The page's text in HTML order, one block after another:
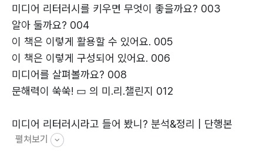
귀여운 캐릭터들과 함께 즐겁게 배울 수 있도록 구성했습
니다.
학교와 가정에서 바로 활용 가능한 활동들은
수동적인 시청자에서 머물지 않고, 당당하게 자신의 목소
리를 내는
능동적인 미디어 리더로 성장하도록 돕습니다.
세상을 올바르게 바라보고 소통하게 하는
가장 든든한 나침반이 되어 줄 것입니다.
미디어 리터러시를 키우면 무엇이 좋을까요? 003
알아 둘까요? 004
이 책은 이렇게 활용할 수 있어요. 005
이 책은 이렇게 구성되어 있어요. 006
미디어를 살펴볼까요? 008
문해력이 쑥쑥! ▭ 의 미.리.챌린지 012
미디어 리터러시라고 들어 봤니? 분석&정리 | 단행본
014
펼쳐보기